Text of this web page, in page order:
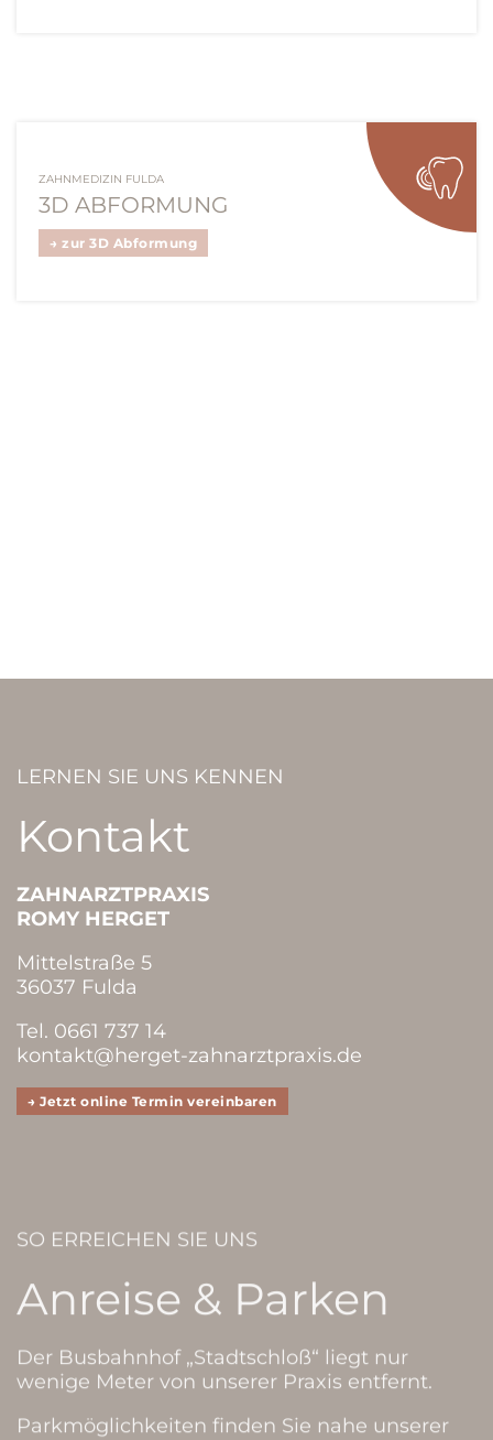
ZAHNMEDIZIN FULDA
3D ABFORMUNG
→ zur 3D Abformung
LERNEN SIE UNS KENNEN
Kontakt
ZAHNARZTPRAXIS
ROMY HERGET
Mittelstraße 5
36037 Fulda
Tel. 0661 737 14
kontakt@herget-zahnarztpraxis.de
→ Jetzt online Termin vereinbaren
SO ERREICHEN SIE UNS
Anreise & Parken
Der Busbahnhof „Stadtschloß“ liegt nur
wenige Meter von unserer Praxis entfernt.
Parkmöglichkeiten finden Sie nahe unserer